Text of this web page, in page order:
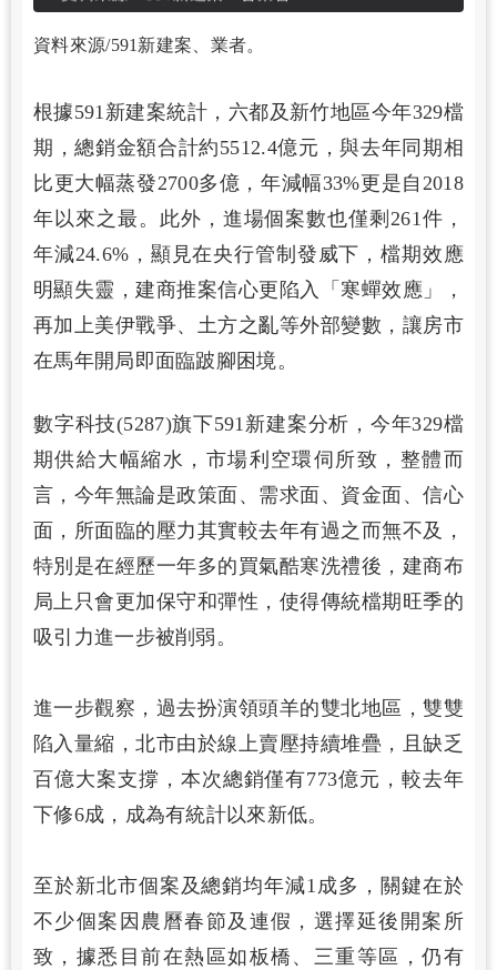
資料來源/591新建案、業者。
根據591新建案統計，六都及新竹地區今年329檔
期，總銷金額合計約5512.4億元，與去年同期相
比更大幅蒸發2700多億，年減幅33%更是自2018
年以來之最。此外，進場個案數也僅剩261件，
年減24.6%，顯見在央行管制發威下，檔期效應
明顯失靈，建商推案信心更陷入「寒蟬效應」，
再加上美伊戰爭、土方之亂等外部變數，讓房市
在馬年開局即面臨跛腳困境。
數字科技(5287)旗下591新建案分析，今年329檔
期供給大幅縮水，市場利空環伺所致，整體而
言，今年無論是政策面、需求面、資金面、信心
面，所面臨的壓力其實較去年有過之而無不及，
特別是在經歷一年多的買氣酷寒洗禮後，建商布
局上只會更加保守和彈性，使得傳統檔期旺季的
吸引力進一步被削弱。
進一步觀察，過去扮演領頭羊的雙北地區，雙雙
陷入量縮，北市由於線上賣壓持續堆疊，且缺乏
百億大案支撐，本次總銷僅有773億元，較去年
下修6成，成為有統計以來新低。
至於新北市個案及總銷均年減1成多，關鍵在於
不少個案因農曆春節及連假，選擇延後開案所
致，據悉目前在熱區如板橋、三重等區，仍有